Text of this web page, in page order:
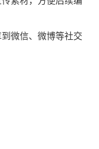
微信、微博等社交